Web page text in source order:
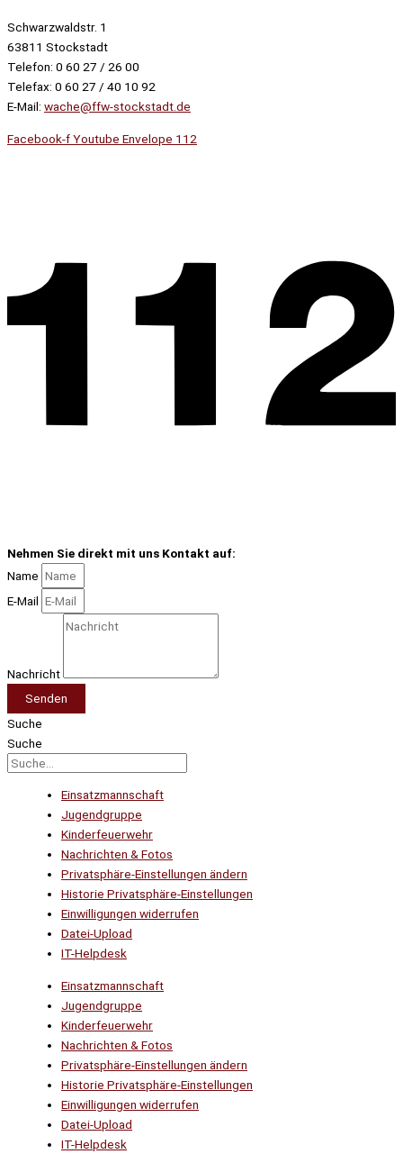
Schwarzwaldstr. 1
63811 Stockstadt
Telefon: 0 60 27 / 26 00
Telefax: 0 60 27 / 40 10 92
E-Mail: wache@ffw-stockstadt.de
Facebook-fYoutube Envelope 112
Nehmen Sie direkt mit uns Kontakt auf:
Name
E-Mail
Nachricht
Senden
Suche
Suche
Einsatzmannschaft
Jugendgruppe
Kinderfeuerwehr
Nachrichten & Fotos
Privatsphäre-Einstellungen ändern
Historie Privatsphäre-Einstellungen
Einwilligungen widerrufen
Datei-Upload
IT-Helpdesk
Einsatzmannschaft
Jugendgruppe
Kinderfeuerwehr
Nachrichten & Fotos
Privatsphäre-Einstellungen ändern
Historie Privatsphäre-Einstellungen
Einwilligungen widerrufen
Datei-Upload
IT-Helpdesk